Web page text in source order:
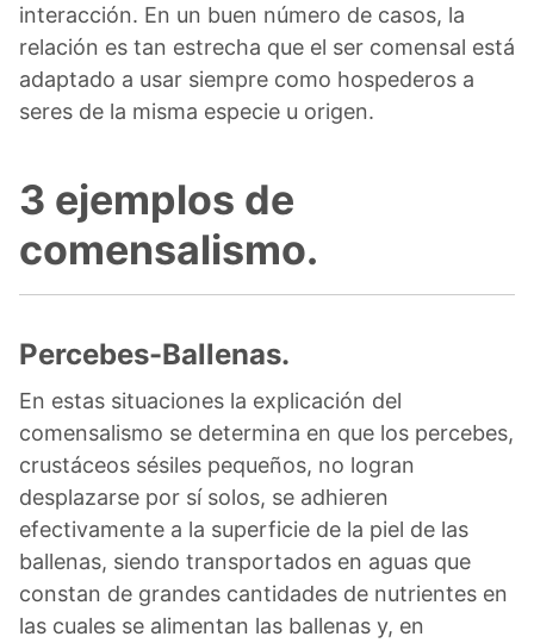
interacción. En un buen número de casos, la
relación es tan estrecha que el ser comensal está
adaptado a usar siempre como hospederos a
seres de la misma especie u origen.
3 ejemplos de
comensalismo.
Percebes-Ballenas.
En estas situaciones la explicación del
comensalismo se determina en que los percebes,
crustáceos sésiles pequeños, no logran
desplazarse por sí solos, se adhieren
efectivamente a la superficie de la piel de las
ballenas, siendo transportados en aguas que
constan de grandes cantidades de nutrientes en
las cuales se alimentan las ballenas y, en